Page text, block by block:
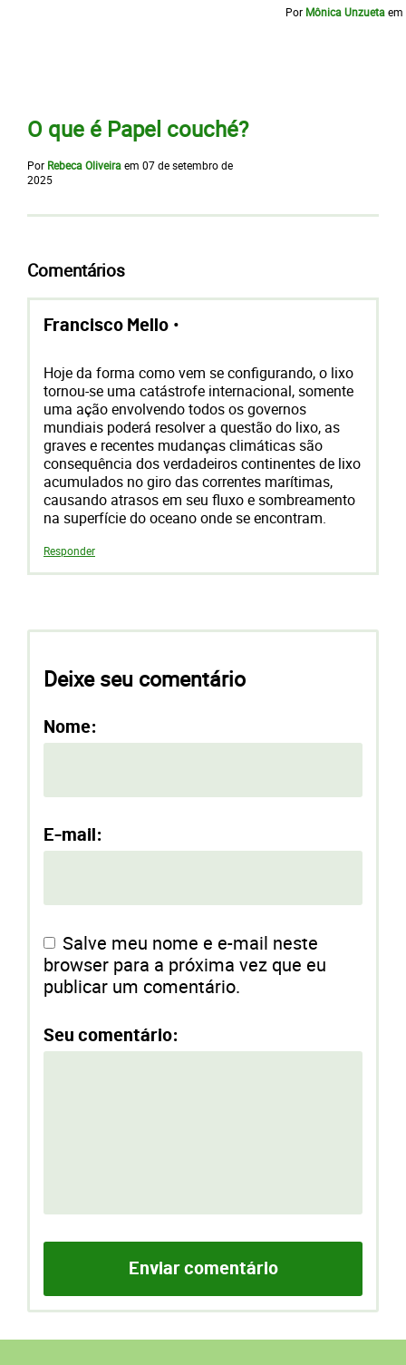
O que é Papel couché?
Por Rebeca Oliveiraem 07 de setembro de
2025
Por Mônica Unzuetaem
Comentários
Francisco Mello •
Hoje da forma como vem se configurando, o lixo
tornou-se uma catástrofe internacional, somente
uma ação envolvendo todos os governos
mundiais poderá resolver a questão do lixo, as
graves e recentes mudanças climáticas são
consequência dos verdadeiros continentes de lixo
acumulados no giro das correntes marítimas,
causando atrasos em seu fluxo e sombreamento
na superfície do oceano onde se encontram.
Responder
Deixe seu comentário
Nome:
E-mail:
Salve meu nome e e-mail neste
browser para a próxima vez que eu
publicar um comentário.
Seu comentário: